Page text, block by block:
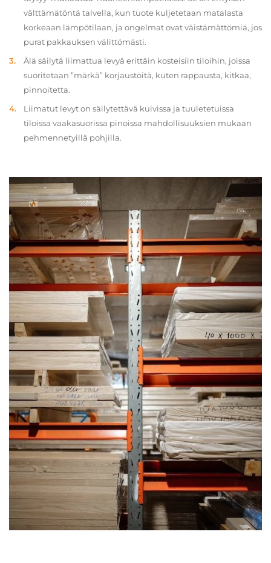
välttämätöntä talvella, kun tuote kuljetetaan matalasta
korkeaan lämpötilaan, ja ongelmat ovat väistämättömiä, jos
purat pakkauksen välittömästi.
Älä säilytä liimattua levyä erittäin kosteisiin tiloihin, joissa
suoritetaan ”märkä” korjaustöitä, kuten rappausta, kitkaa,
pinnoitetta.
Liimatut levyt on säilytettävä kuivissa ja tuuletetuissa
tiloissa vaakasuorissa pinoissa mahdollisuuksien mukaan
pehmennetyillä pohjilla.